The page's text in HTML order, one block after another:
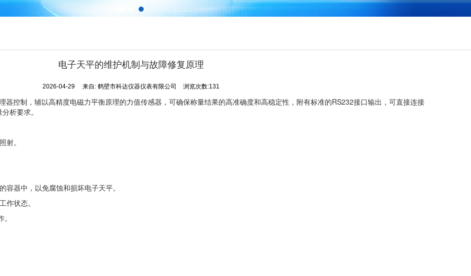
电子天平的维护机制与故障修复原理
2026-04-29 来自: 鹤壁市科达仪器仪表有限公司 浏览次数:131
器控制，辅以高精度电磁力平衡原理的力值传感器，可确保称量结果的高准确度和高稳定性，附有标准的RS232接口输出，可直接连接
析要求。
射。
器中，以免腐蚀和损坏电子天平。
作状态。